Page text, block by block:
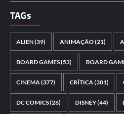
TAGs
ALIEN(39) ANIMAÇÃO(21)
BOARD GAMES(53) BOARD
CINEMA(377) CRÍTICA(301)
DC COMICS(26) DISNEY(44)